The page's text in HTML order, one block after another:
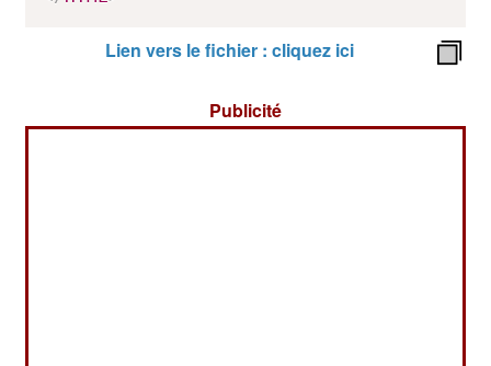
Lien vers le fichier : cliquez ici
Publicité